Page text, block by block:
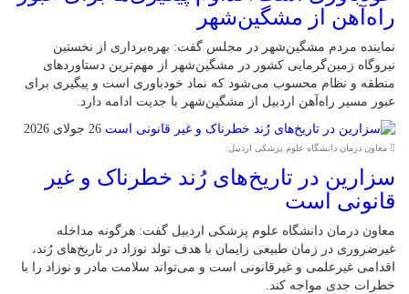
راه‌آهن از مشگین‌شهر
نماینده مردم مشگین‌شهر در مجلس گفت: بهره‌برداری از نخستین
نیروگاه زمین‌گرمایی کشور در مشگین‌شهر از مهم‌ترین دستاوردهای
منطقه و نظام محسوب می‌شود که نماد خودباوری است و پیگیری برای
عبور مسیر راه‌آهن اردبیل از مشگین‌شهر با جدیت ادامه دارد.
26 جولای 2026
معاون درمان دانشگاه علوم پزشکی اردبیل:
سزارین در تاریخ‌های رُند خطرناک و غیر
قانونی است
معاون درمان دانشگاه علوم پزشکی اردبیل گفت: هرگونه مداخله
غیرضروری در زمان طبیعی زایمان با هدف تولد نوزاد در تاریخ‌های رُند،
اقدامی غیرعلمی و غیرقانونی است و می‌تواند سلامت مادر و نوزاد را با
خطرات جدی مواجه کند.